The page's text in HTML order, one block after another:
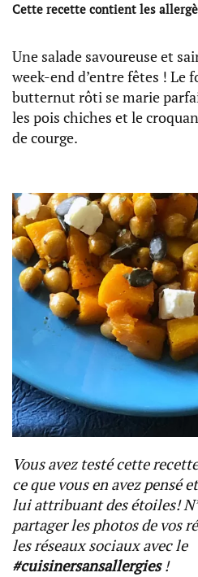
Cette recette contient les
Une salade savoureuse et
week-end d’entre fêtes ! Le
butternut rôti se marie
les pois chiches et le
de courge.
Vous avez testé cette
ce que vous en avez pensé
lui attribuant des étoiles!
partager les photos de vos
les réseaux sociaux avec le
#cuisinersansallergies!